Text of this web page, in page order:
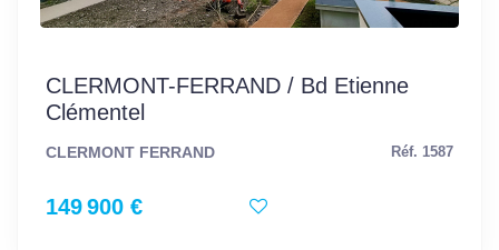
CLERMONT-FERRAND / Bd Etienne
Clémentel
CLERMONT FERRAND Réf. 1587
149 900 €